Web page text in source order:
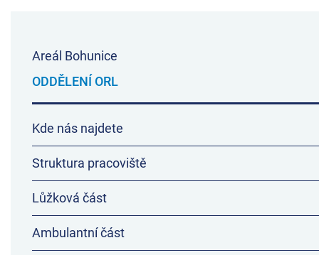
Areál Bohunice
ODDĚLENÍ ORL
Kde nás najdete
Struktura pracoviště
Lůžková část
Ambulantní část